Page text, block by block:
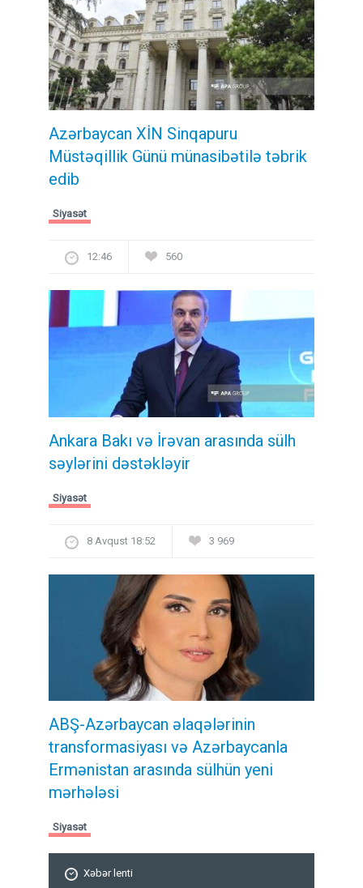
Azərbaycan XİN Sinqapuru
Müstəqillik Günü münasibətilə təbrik
edib
Siyasət
12:46 560
Ankara Bakı və İrəvan arasında sülh
səylərini dəstəkləyir
Siyasət
8 Avqust 18:52 3 969
ABŞ-Azərbaycan əlaqələrinin
transformasiyası və Azərbaycanla
Ermənistan arasında sülhün yeni
mərhələsi
Siyasət
Xəbər lenti